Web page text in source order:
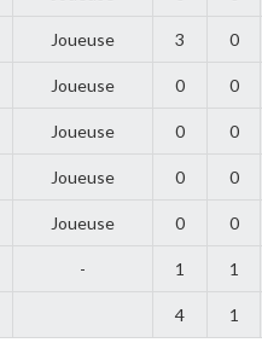
Joueuse 3 0
Joueuse 0 0
Joueuse 0 0
Joueuse 0 0
Joueuse 0 0
- 1 1
4 1